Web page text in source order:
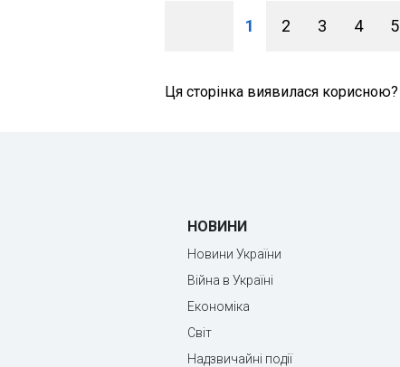
1 2 3 4 5
Ця сторінка виявилася корисною?
НОВИНИ
Новини України
Війна в Україні
Економіка
Світ
Надзвичайні події